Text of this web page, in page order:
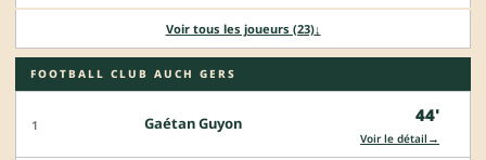
Voir tous les joueurs (23)↓
FOOTBALL CLUB AUCH GERS
1 Gaétan Guyon 44'
Voir le détail →